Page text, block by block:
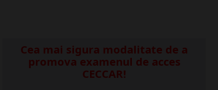
Cea mai sigura modalitate de a
promova examenul de acces
CECCAR!